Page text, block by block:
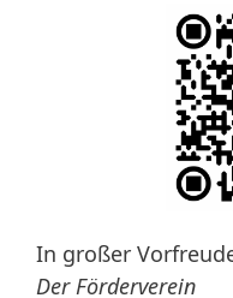
In großer
Der Förderverein